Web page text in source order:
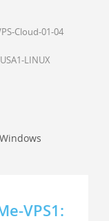
Cloud-01-04
LINUX
VPS1: